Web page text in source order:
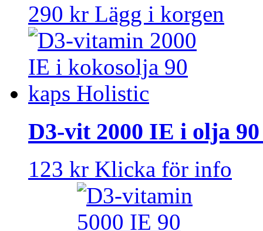
290 kr Lägg i korgen
D3-vit 2000 IE i olja
123 kr Klicka för info